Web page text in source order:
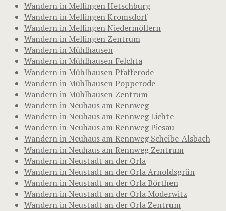
Wandern in Mellingen Hetschburg
Wandern in Mellingen Kromsdorf
Wandern in Mellingen Niedermöllern
Wandern in Mellingen Zentrum
Wandern in Mühlhausen
Wandern in Mühlhausen Felchta
Wandern in Mühlhausen Pfafferode
Wandern in Mühlhausen Popperode
Wandern in Mühlhausen Zentrum
Wandern in Neuhaus am Rennweg
Wandern in Neuhaus am Rennweg Lichte
Wandern in Neuhaus am Rennweg Piesau
Wandern in Neuhaus am Rennweg Scheibe-Alsbach
Wandern in Neuhaus am Rennweg Zentrum
Wandern in Neustadt an der Orla
Wandern in Neustadt an der Orla Arnoldsgrün
Wandern in Neustadt an der Orla Börthen
Wandern in Neustadt an der Orla Moderwitz
Wandern in Neustadt an der Orla Zentrum